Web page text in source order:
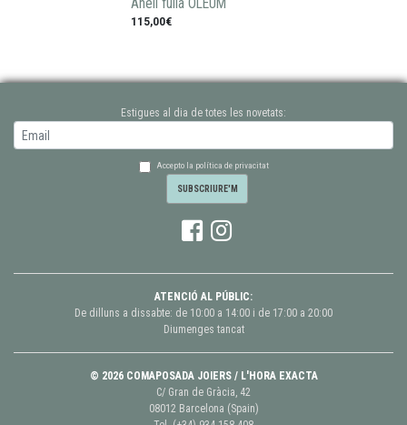
Anell fulla OLEUM
115,00€
Estigues al dia de totes les novetats:
Accepto la política de privacitat
ATENCIÓ AL PÚBLIC:
De dilluns a dissabte: de 10:00 a 14:00 i de 17:00 a 20:00
Diumenges tancat
© 2026 COMAPOSADA JOIERS / L'HORA EXACTA
C/ Gran de Gràcia, 42
08012 Barcelona (Spain)